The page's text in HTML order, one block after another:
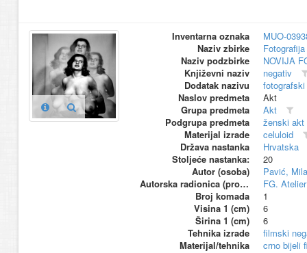
Inventarna oznaka
MUO-
Naziv zbirke
Naziv podzbirke
NOVIJA
Književni naziv
negativ
Dodatak nazivu
Naslov predmeta
Akt
Grupa predmeta
Akt
Podgrupa predmeta
ženski akt
Materijal izrade
celuloid
Država nastanka
Hrvatska
Stoljeće nastanka:
20
Autor (osoba)
Pavić,
Autorska radionica (proizvođač)
FG.
Broj komada
1
Visina 1 (cm)
6
Širina 1 (cm)
6
Tehnika izrade
filmski
Materijal/tehnika
crno bijeli